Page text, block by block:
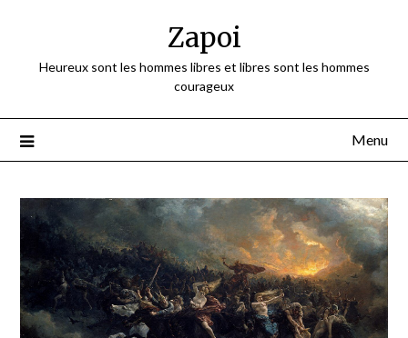
Zapoi
Heureux sont les hommes libres et libres sont les hommes
courageux
Menu